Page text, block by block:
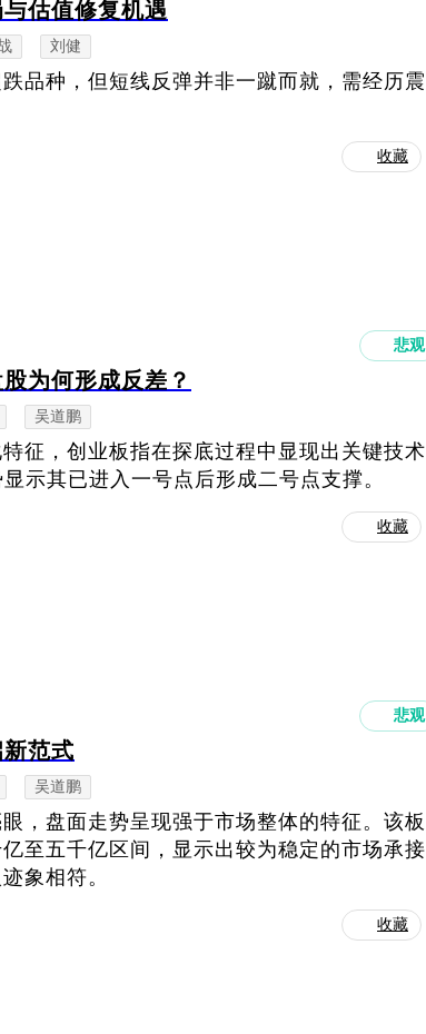
估值修复机遇
刘健
品种，但短线反弹并非一蹴而就，需经历震
收藏
悲观
为何形成反差？
吴道鹏
征，创业板指在探底过程中显现出关键技术
示其已进入一号点后形成二号点支撑。
收藏
悲观
范式
吴道鹏
，盘面走势呈现强于市场整体的特征。该板
至五千亿区间，显示出较为稳定的市场承接
象相符。
收藏